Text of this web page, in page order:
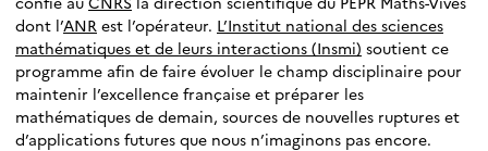
dont l’ANR est l’opérateur. L’Institut national des sciences
mathématiques et de leurs interactions (Insmi) soutient ce
programme afin de faire évoluer le champ disciplinaire pour
maintenir l’excellence française et préparer les
mathématiques de demain, sources de nouvelles ruptures et
d’applications futures que nous n’imaginons pas encore.